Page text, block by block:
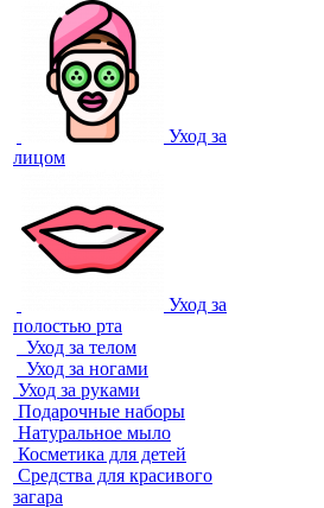
Уход за
лицом
Уход за
полостью рта
Уход за телом
Уход за ногами
Уход за руками
Подарочные наборы
Натуральное мыло
Косметика для детей
Средства для красивого
загара